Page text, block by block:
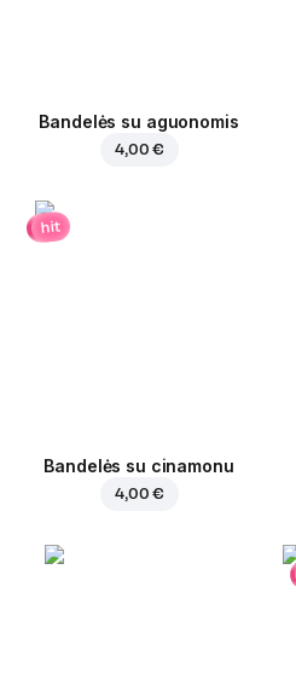
Bandelės su aguonomis
4,00 €
hit
Bandelės su cinamonu
4,00 €